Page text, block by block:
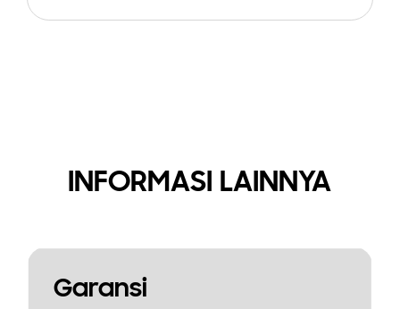
INFORMASI LAINNYA
Garansi